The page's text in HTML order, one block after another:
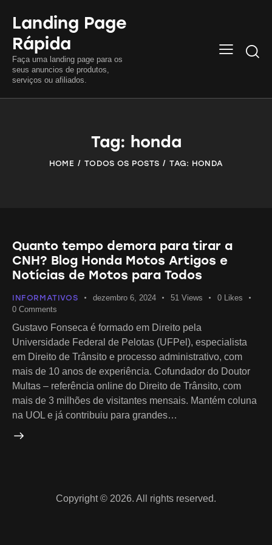
Landing Page
Rápida
Faça uma landing page para os
seus anuncios de produtos,
serviços ou afiliados.
Tag: honda
HOME TODOS OS POSTS TAG: HONDA
Quanto tempo demora para tirar a
CNH? Blog Honda Motos Artigos e
Notícias de Motos para Todos
INFORMATIVOS dezembro 6, 2024 51 Views 0
Likes
0 Comments
Gustavo Fonseca é formado em Direito pela
Universidade Federal de Pelotas (UFPel), especialista
em Direito de Trânsito e processo administrativo, com
mais de 10 anos de experiência. Cofundador do Doutor
Multas – referência online do Direito de Trânsito, com
mais de 3 milhões de visitantes mensais. Mantém coluna
na UOL e já contribuiu para grandes…
Copyright © 2026. All rights reserved.